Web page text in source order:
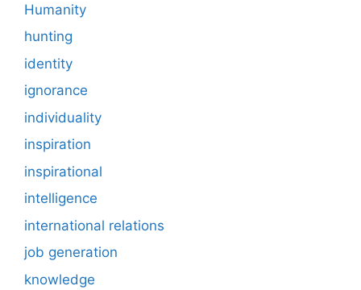
Humanity
hunting
identity
ignorance
individuality
inspiration
inspirational
intelligence
international relations
job generation
knowledge